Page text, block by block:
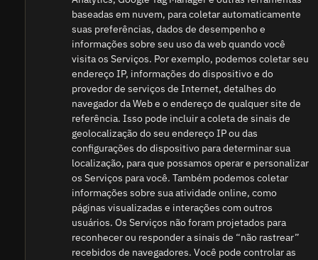
baseadas em nuvem, para coletar automaticamente
suas preferências, dados de desempenho e
informações sobre seu uso da web quando você
visita os Serviços. Por exemplo, podemos coletar seu
endereço IP, informações do dispositivo e do
provedor de serviços de Internet, detalhes do
navegador da Web e o endereço de qualquer site de
referência. Isso pode incluir a coleta de sinais de
geolocalização do seu endereço IP ou das
configurações do dispositivo para determinar sua
localização, para que possamos operar e personalizar
os Serviços para você. Também podemos coletar
informações sobre sua atividade online, como
páginas visualizadas e interações com outros
usuários. Os Serviços não foram projetados para
reconhecer ou responder a sinais de “não rastrear”
recebidos de navegadores. Você pode controlar as